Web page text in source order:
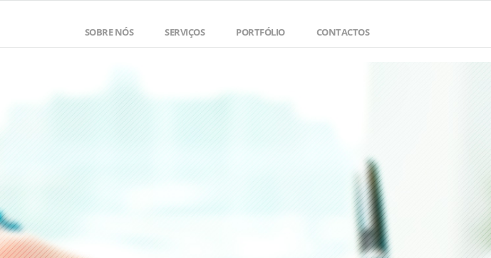
SOBRE NÓS SERVIÇOS PORTFÓLIO CONTACTOS